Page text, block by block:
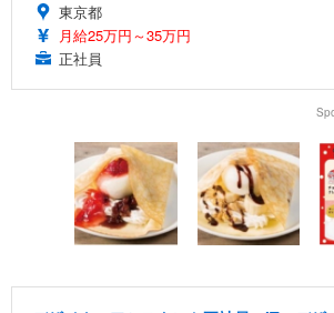
東京都
月給25万円～35万円
正社員